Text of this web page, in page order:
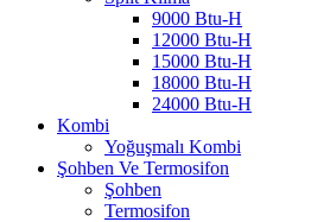
9000 Btu-H
12000 Btu-H
15000 Btu-H
18000 Btu-H
24000 Btu-H
Kombi
Yoğuşmalı Kombi
Şohben Ve Termosifon
Şohben
Termosifon